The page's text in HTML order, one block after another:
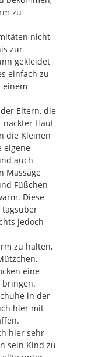
zu
nicht
zur
gekleidet
einfach zu
einem
Eltern, die
nackter Haut
die Kleinen
eigene
auch
Massage
Füßchen
Diese
jedoch
zu halten,
eine
bringen.
in der
hier mit
hier sehr
sein Kind zu